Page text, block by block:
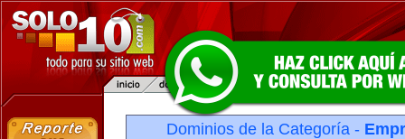
Dominios de la Categoría -